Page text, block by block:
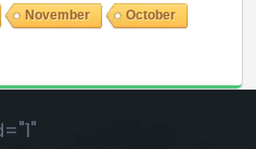
November October